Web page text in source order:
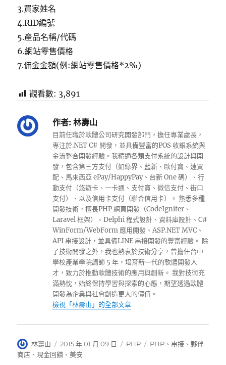
3.買家姓名
4.RID編號
5.產品名稱/代碼
6.網站零售價格
7.佣金金額(例:網站零售價格*2%)
觀看數: 3,891
作者: 林壽山
目前任職於軟體公司研究開發部門，擔任專業處長，
專注於.NET C# 開發，並具備豐富的POS 收銀系統與
金流整合開發經驗。我精通各類支付系統的設計與開
發，包含第三方支付（如綠界、藍新、歐付寶、速買
配、馬來西亞 ePay/HappyPay、台新 One 碼）、行
動支付（悠遊卡、一卡通、支付寶、微信支付、街口
支付）、以及信用卡支付（聯合信用卡）。 熟悉多種
開發技術，擅長PHP 網頁開發（CodeIgniter、
Laravel 框架）、Delphi 程式設計、資料庫設計、C#
WinForm/WebForm 應用開發、ASP.NET MVC、
API 串接設計，並具備LINE 串接開發的豐富經驗。 除
了技術開發之外，我也熱衷於技術分享，曾擔任台中
學校產業學院講師 5 年，培育新一代的軟體開發人
才，致力於推動軟體技術的應用與創新。 我對技術充
滿熱忱，始終保持學習與探索的心態，期望透過軟體
開發為企業與社會創造更大的價值。
檢視「林壽山」的全部文章
作
者
林壽山
發
佈
2015 年 01 月 09 日
分
PHP
標
PHP 、 串接 、夥伴
商店 、現金回饋 、美安